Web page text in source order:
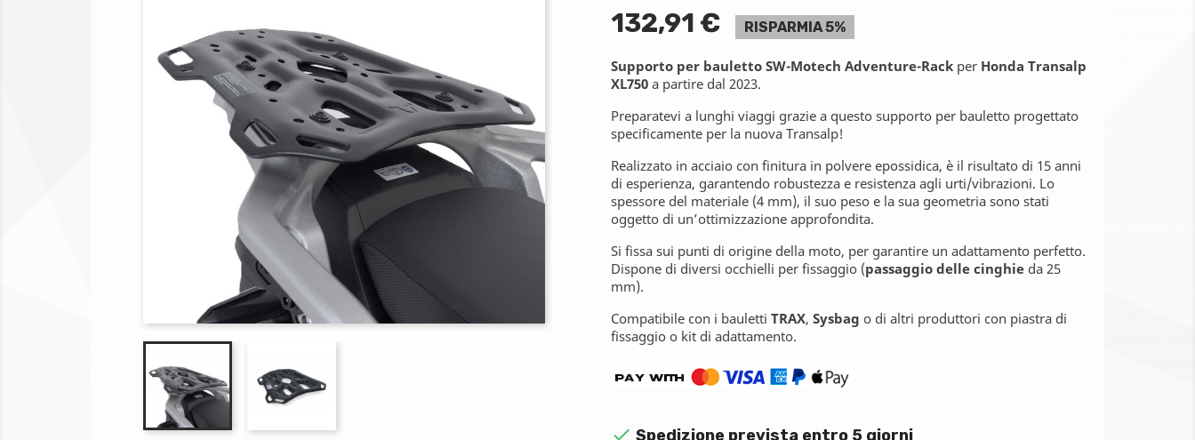
132,91 € RISPARMIA 5%
Supporto per bauletto SW-Motech Adventure-Rack per Honda Transalp
XL750 a partire dal 2023.
Preparatevi a lunghi viaggi grazie a questo supporto per bauletto progettato
specificamente per la nuova Transalp!
Realizzato in acciaio con finitura in polvere epossidica, è il risultato di 15 anni
di esperienza, garantendo robustezza e resistenza agli urti/vibrazioni. Lo
spessore del materiale (4 mm), il suo peso e la sua geometria sono stati
oggetto di un’ottimizzazione approfondita.
Si fissa sui punti di origine della moto, per garantire un adattamento perfetto.
Dispone di diversi occhielli per fissaggio (passaggio delle cinghie da 25
mm).
Compatibile con i bauletti TRAX, Sysbag o di altri produttori con piastra di
fissaggio o kit di adattamento.
 Spedizione prevista entro 5 giorni